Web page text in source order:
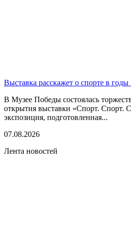
Выставка расскажет о спорте в
В Музее Победы состоялась
открытия выставки «Спорт. Спорт.
экспозиция, подготовленная...
07.08.2026
Лента новостей